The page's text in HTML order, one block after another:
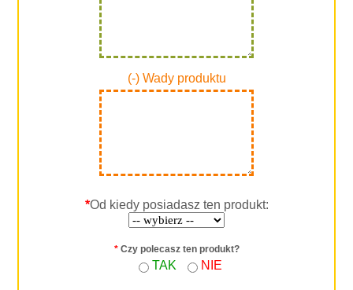
(-) Wady produktu
*Od kiedy posiadasz ten produkt:
*Czy polecasz ten produkt?
TAK NIE